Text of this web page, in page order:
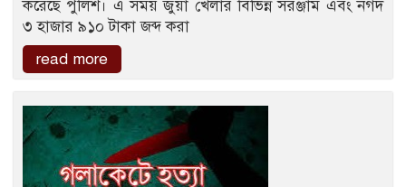
করেছে পুলিশ। এ সময় জুয়া খেলার বিভিন্ন সরঞ্জাম এবং নগদ
৩ হাজার ৯১০ টাকা জব্দ করা
read more